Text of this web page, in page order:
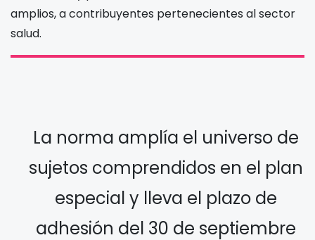
amplios, a contribuyentes pertenecientes al sector
salud.
La norma amplía el universo de
sujetos comprendidos en el plan
especial y lleva el plazo de
adhesión del 30 de septiembre